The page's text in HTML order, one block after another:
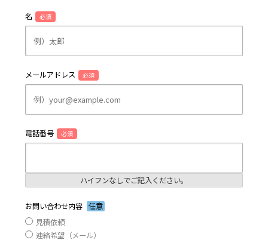
名 必須
メールアドレス 必須
電話番号 必須
ハイフンなしでご記入ください。
お問い合わせ内容 任意
見積依頼
連絡希望（メール）